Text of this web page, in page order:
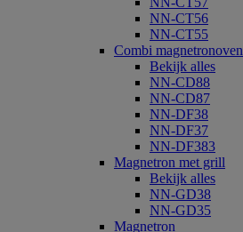
NN-CT56
NN-CT55
Combi magnetronoven
Bekijk alles
NN-CD88
NN-CD87
NN-DF38
NN-DF37
NN-DF383
Magnetron met grill
Bekijk alles
NN-GD38
NN-GD35
Magnetron